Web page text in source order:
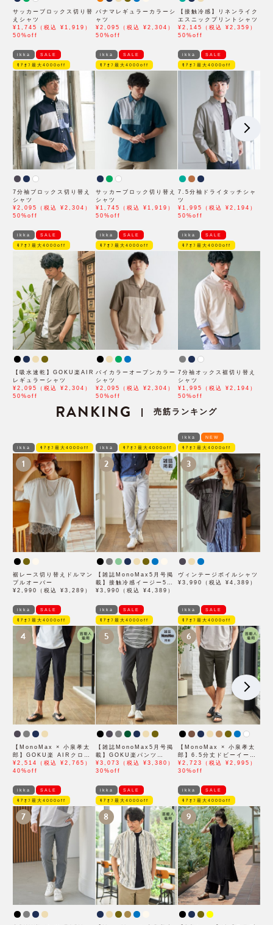
サッカーブロックス切り替
えシャツ
¥1,745（税込 ¥1,919）
50%off
パナマレギュラーカラーシ
ャツ
¥2,095（税込 ¥2,304）
50%off
【接触冷感】リネンライク
エスニックプリントシャツ
¥2,145（税込 ¥2,359）
50%off
ikka SALE
ﾓｱｵﾌ最大4000off
7分袖ブロックス切り替え
シャツ
¥2,095（税込 ¥2,304）
50%off
ikka SALE
ﾓｱｵﾌ最大4000off
サッカーブロック切り替え
シャツ
¥1,745（税込 ¥1,919）
50%off
ikka SALE
ﾓｱｵﾌ最大4000off
7.5分袖ドライタッチシャ
ツ
¥1,995（税込 ¥2,194）
50%off
ikka SALE
ﾓｱｵﾌ最大4000off
【吸水速乾】GOKU楽AIR
レギュラーシャツ
¥2,095（税込 ¥2,304）
50%off
ikka SALE
ﾓｱｵﾌ最大4000off
バイカラーオープンカラー
シャツ
¥2,095（税込 ¥2,304）
50%off
ikka SALE
ﾓｱｵﾌ最大4000off
7分袖オックス裾切り替え
シャツ
¥1,995（税込 ¥2,194）
50%off
RANKING | 売筋ランキング
ikka ﾓｱｵﾌ最大4000off
1
裾レース切り替えドルマン
プルオーバー
¥2,990（税込 ¥3,289）
ikka ﾓｱｵﾌ最大4000off
2
【雑誌MonoMax5月号掲
載】接触冷感イージー5ポ
ケット
¥3,990（税込 ¥4,389）
ikka NEW
ﾓｱｵﾌ最大4000off
3
ヴィンテージボイルシャツ
¥3,990（税込 ¥4,389）
ikka SALE
ﾓｱｵﾌ最大4000off
4
【MonoMax × 小泉孝太
郎】GOKU楽 AIRクロッ
プドパンツ「小泉孝太郎さ
ん着用モデル」
¥2,514（税込 ¥2,765）
40%off
ikka SALE
ﾓｱｵﾌ最大4000off
5
【雑誌MonoMax5月号掲
載】GOKU楽パンツ
EASY STRETCH 冷感ア
ンクル【接触冷感】「小泉
¥3,073（税込 ¥3,380）
30%off
ikka SALE
ﾓｱｵﾌ最大4000off
6
【MonoMax × 小泉孝太
郎】6.5分丈ドビーイージ
ーハーフパンツ「小泉孝太
郎さん着用モデル」
¥2,723（税込 ¥2,995）
30%off
ikka SALE
ﾓｱｵﾌ最大4000off
7
ikka SALE
ﾓｱｵﾌ最大4000off
8
ikka SALE
ﾓｱｵﾌ最大4000off
9